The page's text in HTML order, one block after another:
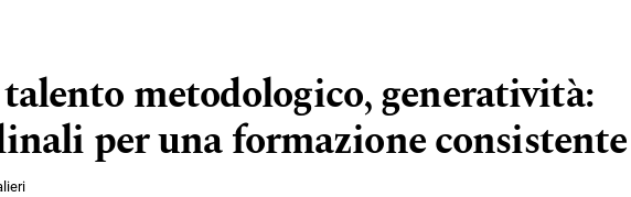
metodologico, generatività:
per una formazione consistente